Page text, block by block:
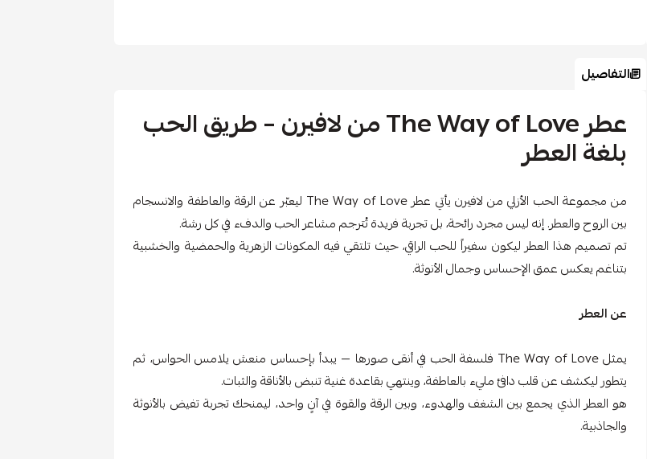
التفاصيل
عطر The Way of Love من لافيرن – طريق الحب
بلغة العطر
من مجموعة الحب الأزلي من لافيرن يأتي عطر The Way of Love ليعبّر عن الرقة والعاطفة والانسجام
بين الروح والعطر. إنه ليس مجرد رائحة، بل تجربة فريدة تُترجم مشاعر الحب والدفء في كل رشة.
تم تصميم هذا العطر ليكون سفيراً للحب الراقي، حيث تلتقي فيه المكونات الزهرية والحمضية والخشبية
بتناغم يعكس عمق الإحساس وجمال الأنوثة.
عن العطر
يمثل The Way of Love فلسفة الحب في أنقى صورها — يبدأ بإحساس منعش يلامس الحواس، ثم
يتطور ليكشف عن قلب دافئ مليء بالعاطفة، وينتهي بقاعدة غنية تنبض بالأناقة والثبات.
هو العطر الذي يجمع بين الشغف والهدوء، وبين الرقة والقوة في آنٍ واحد، ليمنحك تجربة تفيض بالأنوثة
والجاذبية.